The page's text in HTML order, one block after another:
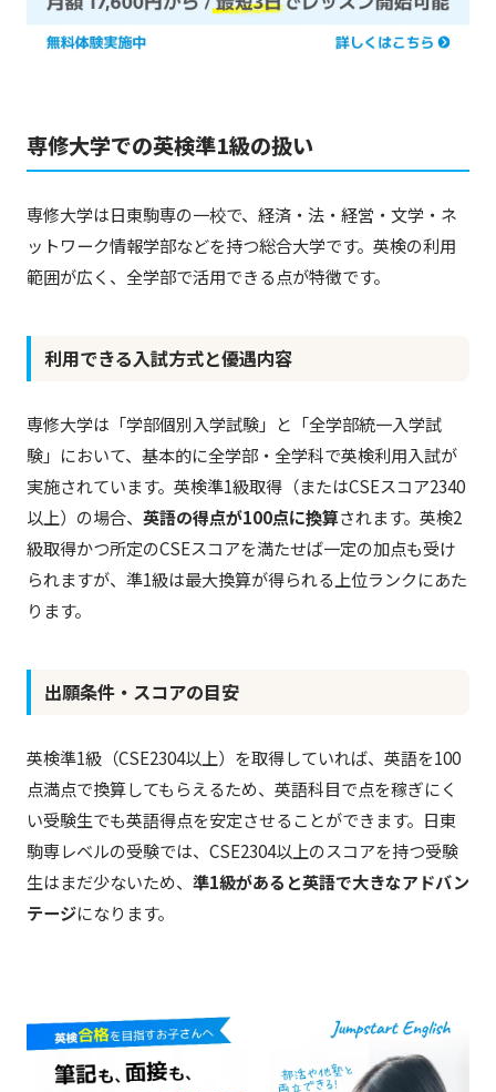
専修大学での英検準1級の扱い
専修大学は日東駒専の一校で、経済・法・経営・文学・ネ
ットワーク情報学部などを持つ総合大学です。英検の利用
範囲が広く、全学部で活用できる点が特徴です。
利用できる入試方式と優遇内容
専修大学は「学部個別入学試験」と「全学部統一入学試
験」において、基本的に全学部・全学科で英検利用入試が
実施されています。英検準1級取得（またはCSEスコア2340
以上）の場合、 英語の得点が100点に換算されます。英検2
級取得かつ所定のCSEスコアを満たせば一定の加点も受け
られますが、準1級は最大換算が得られる上位ランクにあた
ります。
出願条件・スコアの目安
英検準1級（CSE2304以上）を取得していれば、英語を100
点満点で換算してもらえるため、英語科目で点を稼ぎにく
い受験生でも英語得点を安定させることができます。日東
駒専レベルの受験では、CSE2304以上のスコアを持つ受験
生はまだ少ないため、 準1級があると英語で大きなアドバン
テージになります。